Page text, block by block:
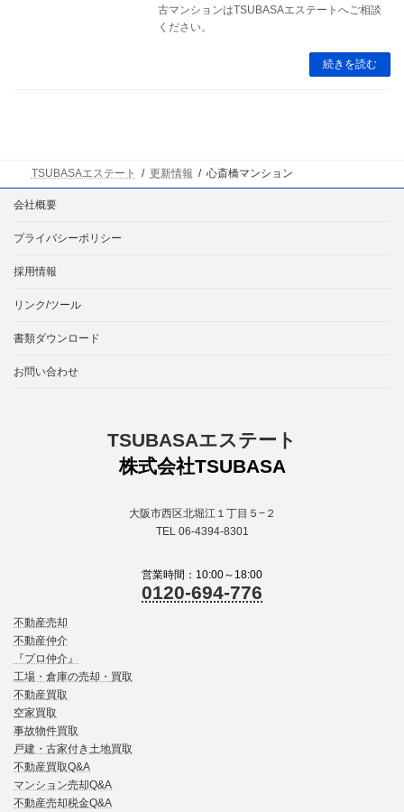
古マンションはTSUBASAエステートへご相談
ください。
続きを読む
TSUBASAエステート 更新情報 心斎橋マンション
会社概要
プライバシーポリシー
採用情報
リンク/ツール
書類ダウンロード
お問い合わせ
TSUBASAエステート
株式会社TSUBASA
大阪市西区北堀江１丁目５−２
TEL 06-4394-8301
営業時間：10:00～18:00
0120-694-776
不動産売却
不動産仲介
『プロ仲介』
工場・倉庫の売却・買取
不動産買取
空家買取
事故物件買取
戸建・古家付き土地買取
不動産買取Q&A
マンション売却Q&A
不動産売却税金Q&A